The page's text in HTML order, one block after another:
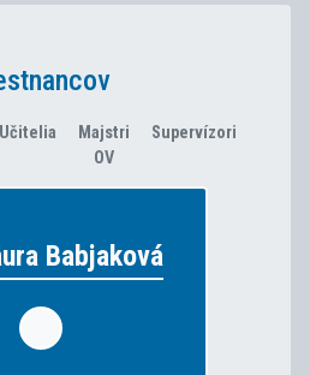
Učitelia
Majstri
OV
Supervízori
Babjaková
Babjaková
vyučuje: